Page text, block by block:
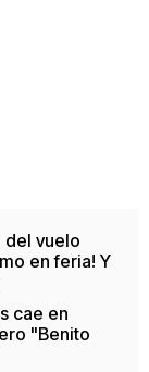
del vuelo
en feria! Y
cae en
"Benito